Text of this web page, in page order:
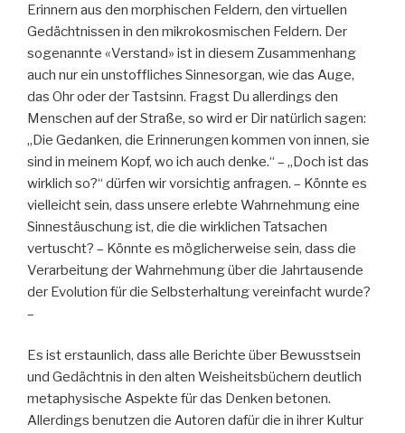
Erinnern aus den morphischen Feldern, den virtuellen
Gedächtnissen in den mikrokosmischen Feldern. Der
sogenannte «Verstand» ist in diesem Zusammenhang
auch nur ein unstoffliches Sinnesorgan, wie das Auge,
das Ohr oder der Tastsinn. Fragst Du allerdings den
Menschen auf der Straße, so wird er Dir natürlich sagen:
„Die Gedanken, die Erinnerungen kommen von innen, sie
sind in meinem Kopf, wo ich auch denke.“ – „Doch ist das
wirklich so?“ dürfen wir vorsichtig anfragen. – Könnte es
vielleicht sein, dass unsere erlebte Wahrnehmung eine
Sinnestäuschung ist, die die wirklichen Tatsachen
vertuscht? – Könnte es möglicherweise sein, dass die
Verarbeitung der Wahrnehmung über die Jahrtausende
der Evolution für die Selbsterhaltung vereinfacht wurde?
–
Es ist erstaunlich, dass alle Berichte über Bewusstsein
und Gedächtnis in den alten Weisheitsbüchern deutlich
metaphysische Aspekte für das Denken betonen.
Allerdings benutzen die Autoren dafür die in ihrer Kultur